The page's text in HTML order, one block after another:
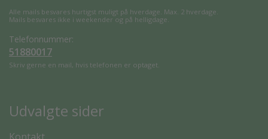
Alle mails besvares hurtigst muligt på hverdage. Max. 2 hverdage.
Mails besvares ikke i weekender og på helligdage.
Telefonnummer:
51880017
Skriv gerne en mail, hvis telefonen er optaget.
Udvalgte sider